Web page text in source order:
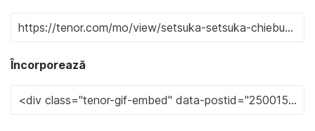
Încorporează